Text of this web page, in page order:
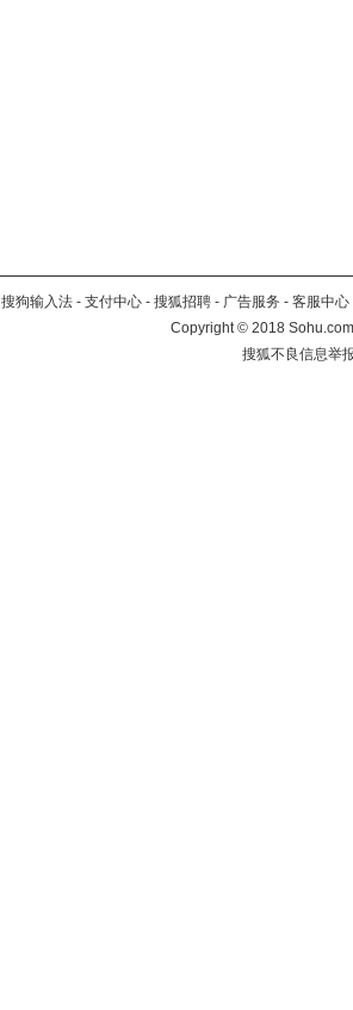
搜狗输入法 - 支付中心 - 搜狐招聘 - 广告服务 - 客服中心
Copyright©2018
搜狐不良信息举